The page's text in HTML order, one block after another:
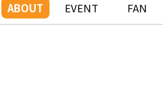
ABOUT EVENT FAN